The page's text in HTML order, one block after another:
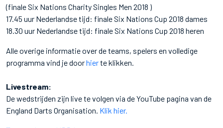
(finale Six Nations Charity Singles Men 2018 )
17.45 uur Nederlandse tijd: finale Six Nations Cup 2018 dames
18.30 uur Nederlandse tijd: finale Six Nations Cup 2018 heren
Alle overige informatie over de teams, spelers en volledige
programma vind je doorhierte klikken.
Livestream:
De wedstrijden zijn live te volgen via de YouTube pagina van de
England Darts Organisation. Klik hier.